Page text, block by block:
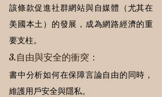
該條款促進社群網站與自媒體（尤其在
美國本土）的發展，成為網路經濟的重
要支柱。
3.自由與安全的衝突：
書中分析如何在保障言論自由的同時，
維護用戶安全與隱私。